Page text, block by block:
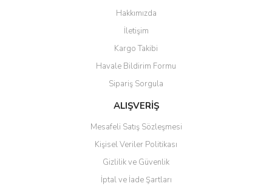
Yorum Yaz
Ürün resmi kalitesiz, bozuk veya görüntülenemiyor.
Ürün açıklamasında eksik bilgiler bulunuyor.
Ürün bilgilerinde hatalar bulunuyor.
Ürün fiyatı diğer sitelerden daha pahalı.
Bu ürüne benzer farklı alternatifler olmalı.
Gönder
Hakkımızda
İletişim
Kargo Takibi
Havale Bildirim Formu
Sipariş Sorgula
ALIŞVERİŞ
Mesafeli Satış Sözleşmesi
Kişisel Veriler Politikası
Gizlilik ve Güvenlik
İptal ve İade Şartları